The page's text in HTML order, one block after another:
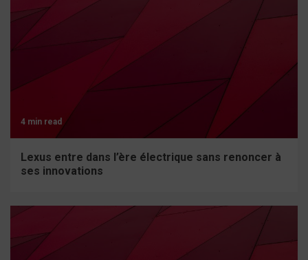
4 min read
Lexus entre dans l’ère électrique sans renoncer à
ses innovations